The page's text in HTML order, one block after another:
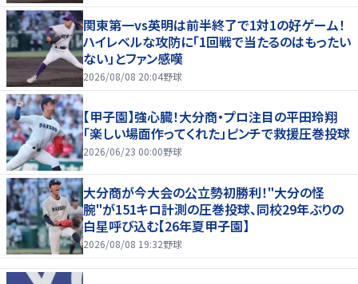
関東第一vs英明は前半終了で1対1の好ゲーム！
ハイレベルな攻防に「1回戦で当たるのはもったい
ない」とファン感嘆
2026/08/08 20:04野球
【甲子園】強心臓！大分商・プロ注目の平田玲翔
「楽しい場面作ってくれた」ピンチで救援圧巻投球
2026/06/23 00:00野球
大分商が今大会の公立勢初勝利！"大分の怪
腕"が151キロ計測の圧巻投球、同校29年ぶりの
白星呼び込む【26年夏甲子園】
2026/08/08 19:32野球